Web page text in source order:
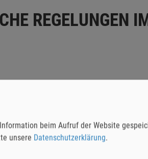
REGELUNGEN
PV-Anlagen, die auf oder in der Nähe von
Diese umfassende Befreiung erstreckt
auch auf Zubehör und Stromspeicher.
steuerlich begünstigt, was
beim Aufruf der Website
unsere Datenschutzerklärung.